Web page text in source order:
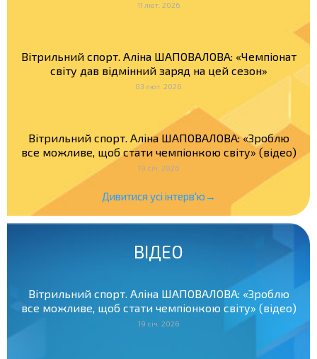
11 лют. 2026
Вітрильний спорт. Аліна ШАПОВАЛОВА: «Чемпіонат
світу дав відмінний заряд на цей сезон»
03 лют. 2026
Вітрильний спорт. Аліна ШАПОВАЛОВА: «Зроблю
все можливе, щоб стати чемпіонкою світу» (відео)
19 січ. 2026
Дивитися усі інтерв'ю→
ВІДЕО
Вітрильний спорт. Аліна ШАПОВАЛОВА: «Зроблю
все можливе, щоб стати чемпіонкою світу» (відео)
19 січ. 2026